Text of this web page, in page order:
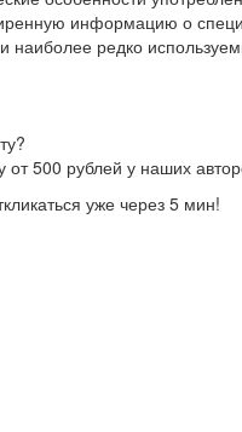
информацию о
наиболее редко
от 500 рублей у наших
уже через 5 мин!